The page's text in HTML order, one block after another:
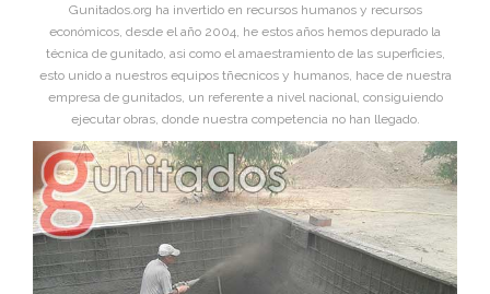
Gunitados.org ha invertido en recursos humanos y recursos
económicos, desde el año 2004, he estos años hemos depurado la
técnica de gunitado, asi como el amaestramiento de las superficies,
esto unido a nuestros equipos tñecnicos y humanos, hace de nuestra
empresa de gunitados, un referente a nivel nacional, consiguiendo
ejecutar obras, donde nuestra competencia no han llegado.